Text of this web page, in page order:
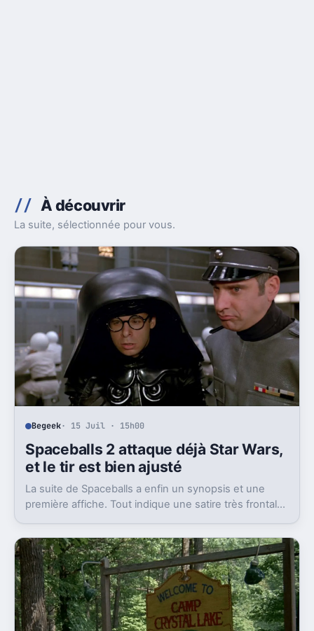
À découvrir
La suite, sélectionnée pour vous.
Begeek· 15 Juil · 15h00
Spaceballs 2 attaque déjà Star Wars,
et le tir est bien ajusté
La suite de Spaceballs a enfin un synopsis et une
première affiche. Tout indique une satire très frontale